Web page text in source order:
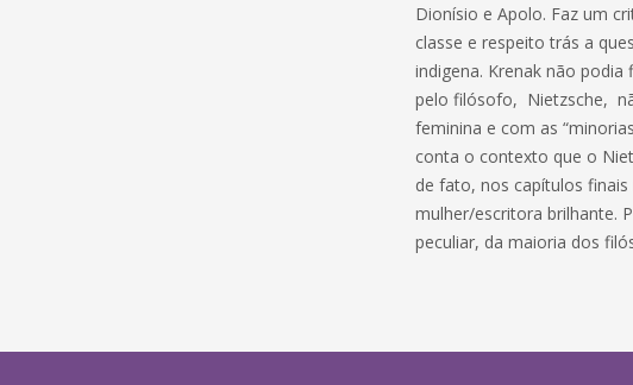
Dionísio e Apolo. Faz um
classe e respeito trás a
indigena. Krenak não
pelo filósofo, Nietzsche,
feminina e com as
conta o contexto que o
de fato, nos capítulos
mulher/escritora brilhante.
peculiar, da maioria dos